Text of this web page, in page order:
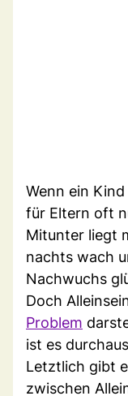
Wenn ein
für Eltern oft
Mitunter liegt
nachts wach
Nachwuchs
Doch
Problem
ist es
Letztlich gibt
zwischen